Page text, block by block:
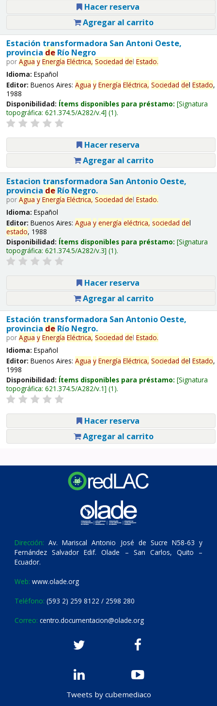
Hacer reserva
Agregar al carrito
Estación transformadora San Antoni Oeste,
provincia deRío Negro
por Agua y Energía Eléctrica, Sociedad del Estado.
Idioma: Español
Editor: Buenos Aires: Agua y Energía Eléctrica, Sociedad del Estado,
1988
Disponibilidad: Ítems disponibles para préstamo: Signatura
topográfica: 621.374.5/A282/v.4 (1).
Hacer reserva
Agregar al carrito
Estacion transformadora San Antonio Oeste,
provincia deRío Negro.
por Agua y Energía Eléctrica, Sociedad del Estado.
Idioma: Español
Editor: Buenos Aires: Agua y energía eléctrica, sociedad del
estado, 1988
Disponibilidad: Ítems disponibles para préstamo: Signatura
topográfica: 621.374.5/A282/v.3 (1).
Hacer reserva
Agregar al carrito
Estación transformadora San Antonio Oeste,
provincia deRío Negro.
por Agua y Energía Eléctrica, Sociedad del Estado.
Idioma: Español
Editor: Buenos Aires: Agua y Energía Eléctrica, Sociedad del Estado,
1998
Disponibilidad: Ítems disponibles para préstamo: Signatura
topográfica: 621.374.5/A282/v.1 (1).
Hacer reserva
Agregar al carrito
Dirección: Av. Mariscal Antonio José de Sucre N58-63 y
Fernández Salvador Edif. Olade – San Carlos, Quito –
Ecuador.
Web: www.olade.org
Teléfono: (593 2) 259 8122 / 2598 280
Correo: centro.documentacion@olade.org
Tweets by cubemediaco